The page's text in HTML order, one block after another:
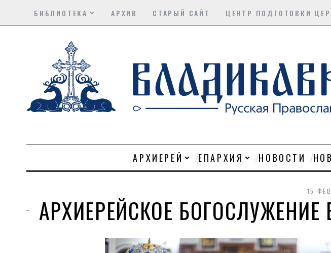
БИБЛИОТЕКА АРХИВ СТАРЫЙ САЙТ ЦЕНТР ПОДГОТОВКИ
АРХИЕРЕЙ ЕПАРХИЯ НОВОСТИ
15
АРХИЕРЕЙСКОЕ